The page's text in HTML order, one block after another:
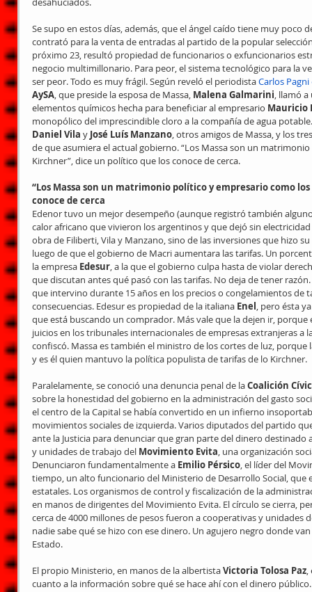
Se supo en estos días, además, que el ángel caído tiene muy poco
contrató para la venta de entradas al partido de la popular
próximo 23, resultó propiedad de funcionarios o exfuncionarios
negocio multimillonario. Para peor, el sistema tecnológico para la
ser peor. Todo es muy frágil. Según reveló el periodista Carlos Pagni
AySA, que preside la esposa de Massa, Malena Galmarini, llamó
elementos químicos hecha para beneficiar al empresario Mauricio
monopólico del imprescindible cloro a la compañía de agua
Daniel Vila y José Luís Manzano, otros amigos de Massa, y los
de que asumiera el actual gobierno. “Los Massa son un
Kirchner”, dice un político que los conoce de cerca.
“Los Massa son un matrimonio político y empresario como
conoce de cerca
Edenor tuvo un mejor desempeño (aunque registró también
calor africano que vivieron los argentinos y que dejó sin
obra de Filiberti, Vila y Manzano, sino de las inversiones que hizo
luego de que el gobierno de Macri aumentara las tarifas. Un
la empresa Edesur, a la que el gobierno culpa hasta de violar
que discutan antes qué pasó con las tarifas. No deja de tener
que intervino durante 15 años en los precios o congelamientos de
consecuencias. Edesur es propiedad de la italiana Enel, pero ésta
que está buscando un comprador. Más vale que la dejen ir,
juicios en los tribunales internacionales de empresas extranjeras a
confiscó. Massa es también el ministro de los cortes de luz, porque
y es él quien mantuvo la política populista de tarifas de lo Kirchner.
Paralelamente, se conoció una denuncia penal de la Coalición
sobre la honestidad del gobierno en la administración del gasto
el centro de la Capital se había convertido en un infierno
movimientos sociales de izquierda. Varios diputados del partido
ante la Justicia para denunciar que gran parte del dinero destinado
y unidades de trabajo del Movimiento Evita, una organización
Denunciaron fundamentalmente a Emilio Pérsico, el líder del
tiempo, un alto funcionario del Ministerio de Desarrollo Social, que
estatales. Los organismos de control y fiscalización de la
en manos de dirigentes del Movimiento Evita. El círculo se cierra,
cerca de 4000 millones de pesos fueron a cooperativas y
nadie sabe qué se hizo con ese dinero. Un agujero negro donde
Estado.
El propio Ministerio, en manos de la albertista Victoria Tolosa Paz,
cuanto a la información sobre qué se hace ahí con el dinero